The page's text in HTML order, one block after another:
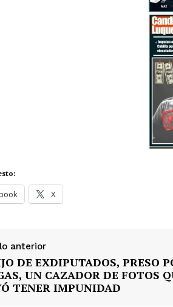
X
anterior
DE EXDIPUTADOS, PRESO
UN CAZADOR DE FOTOS
TENER IMPUNIDAD